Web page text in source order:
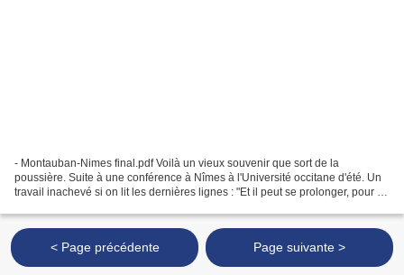
- Montauban-Nimes final.pdf Voilà un vieux souvenir que sort de la
poussière. Suite à une conférence à Nîmes à l'Université occitane d'été. Un
travail inachevé si on lit les dernières lignes : "Et il peut se prolonger, pour la
< Page précédente Page suivante >